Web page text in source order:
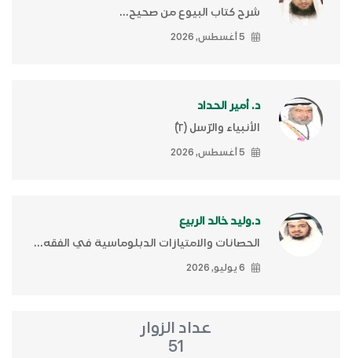
شرح كتاب البيوع من صحيح...
5 أغسطس, 2026
د. أمير الحداد
الأنبياء والرّسل (٢)ّ
5 أغسطس, 2026
د.وليد خالد الربيع
الحصانات والامتيازات الدبلوماسية في الفقه...
6 يوليو, 2026
عداد الزوار
51